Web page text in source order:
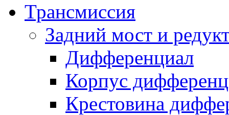
Трансмиссия
Задний мост и
Дифференциал
Корпус
Крестовина